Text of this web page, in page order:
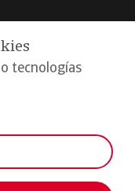
tecnologías